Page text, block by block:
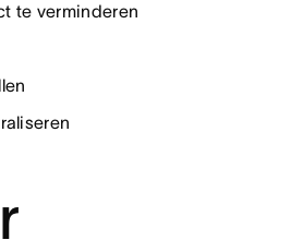
te verminderen